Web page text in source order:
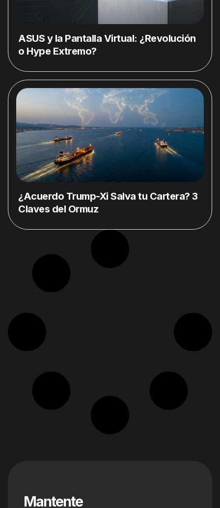
ASUS y la Pantalla Virtual: ¿Revolución
o Hype Extremo?
¿Acuerdo Trump-Xi Salva tu Cartera? 3
Claves del Ormuz
Mantente